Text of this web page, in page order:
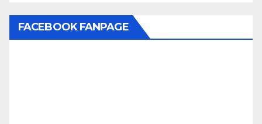
FACEBOOK FANPAGE